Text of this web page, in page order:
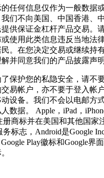
任何信息仅作为一般数据
们不向美国、中国香港、
供保证金杠杆产品交易。
使用此类信息违反当地法
。在您决定交易或继续持
并同意我们的产品披露声
保护您的私隐安全，请不
易帐户，亦不要于登入帐
设备。我们不会以电邮方
数据。 Apple，iPad，
册商标并在美国和其他国家
务标志，Android是Google
Play徽标和Google界